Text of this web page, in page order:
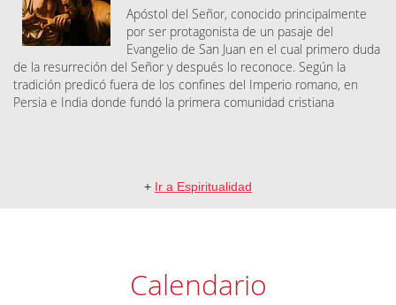
Apóstol del Señor, conocido principalmente
por ser protagonista de un pasaje del
Evangelio de San Juan en el cual primero duda
de la resurreción del Señor y después lo reconoce. Según la
tradición predicó fuera de los confines del Imperio romano, en
Persia e India donde fundó la primera comunidad cristiana
+ Ir a Espiritualidad
Calendario